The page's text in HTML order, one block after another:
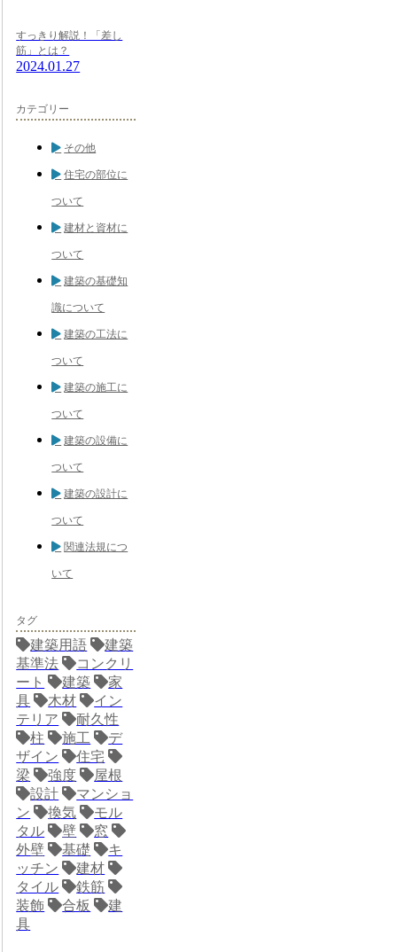
すっきり解説！「差し
筋」とは？
2024.01.27
カテゴリー
その他
住宅の部位に
ついて
建材と資材に
ついて
建築の基礎知
識について
建築の工法に
ついて
建築の施工に
ついて
建築の設備に
ついて
建築の設計に
ついて
関連法規につ
いて
タグ
建築用語
建築
基準法
コンクリ
ート
建築
家
具
木材
イン
テリア
耐久性
柱
施工
デ
ザイン
住宅
梁
強度
屋根
設計
マンショ
ン
換気
モル
タル
壁
窓
外壁
基礎
キ
ッチン
建材
タイル
鉄筋
装飾
合板
建
具